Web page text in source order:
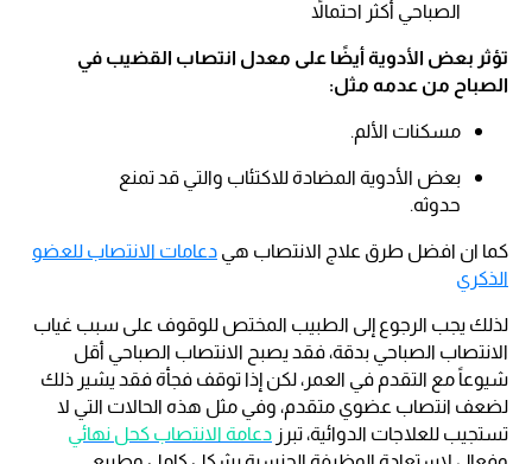
الصباحي أكثر احتمالاً
تؤثر بعض الأدوية أيضًا على معدل انتصاب القضيب في
الصباح من عدمه مثل:
مسكنات الألم.
بعض الأدوية المضادة للاكتئاب والتي قد تمنع
حدوثه.
كما ان افضل طرق علاج الانتصاب هي دعامات الانتصاب للعضو
الذكري
لذلك يجب الرجوع إلى الطبيب المختص للوقوف على سبب غياب
الانتصاب الصباحي بدقة، فقد يصبح الانتصاب الصباحي أقل
شيوعاً مع التقدم في العمر، لكن إذا توقف فجأة فقد يشير ذلك
لضعف انتصاب عضوي متقدم، وفي مثل هذه الحالات التي لا
تستجيب للعلاجات الدوائية، تبرز دعامة الانتصاب كحل نهائي